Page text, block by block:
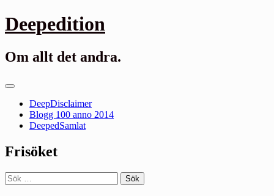
Gå
till
Deepedition
Om allt det andra.
Primär
DeepDisclaimer
Blogg 100 anno 2014
DeepedSamlat
Frisöket
Sök
efter: